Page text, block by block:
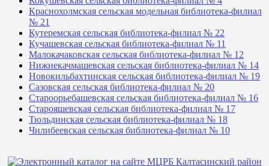
Краснохолмская сельская модельная библиотека-филиал
№ 21
Кутеремская сельская библиотека-филиал № 22
Кучашевская сельская библиотека-филиал № 11
Малокачаковская сельская библиотека-филиал № 12
Нижнекачмашевская сельская библиотека-филиал № 14
Новокильбахтинская сельская библиотека-филиал № 19
Сазовская сельская библиотека-филиал № 20
Староорьебашевская сельская библиотека-филиал № 16
Старояшевская сельская библиотека-филиал № 17
Тюльдинская сельская библиотека-филиал № 18
Чилибеевская сельская библиотека-филиал № 10